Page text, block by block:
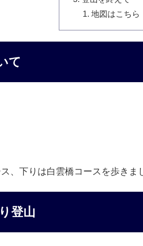
地図はこちら
て
、下りは白雲橋コースを歩きま
登山